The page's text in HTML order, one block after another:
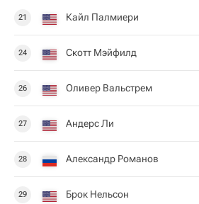
21 Кайл Палмиери
24 Скотт Мэйфилд
26 Оливер Вальстрем
27 Андерс Ли
28 Александр Романов
29 Брок Нельсон